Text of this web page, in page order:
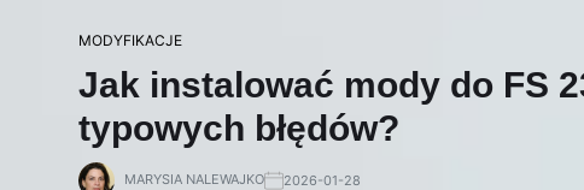
MODYFIKACJE
Jak instalować mody do FS
typowych błędów?
MARYSIA NALEWAJKO 2026-01-28